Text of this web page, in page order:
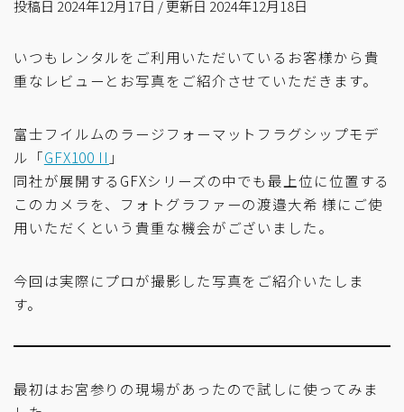
投稿日 2024年12月17日 /更新日 2024年12月18日
いつもレンタルをご利用いただいているお客様から貴
重なレビューとお写真をご紹介させていただきます。
富士フイルムのラージフォーマットフラグシップモデ
ル「GFX100 II 」
同社が展開するGFXシリーズの中でも最上位に位置する
このカメラを、フォトグラファーの渡邉大希 様にご使
用いただくという貴重な機会がございました。
今回は実際にプロが撮影した写真をご紹介いたしま
す。
最初はお宮参りの現場があったので試しに使ってみま